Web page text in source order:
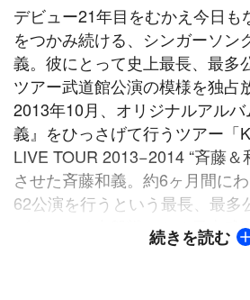
デビュー21年目をむかえ今日も
をつかみ続ける、シンガーソン
義。彼にとって史上最長、最多
ツアー武道館公演の模様を独占
2013年10月、オリジナルアル
義』をひっさげて行うツアー「
LIVE TOUR 2013−2014 “斉藤＆
させた斉藤和義。約6ヶ月間に
62公演を行うという最長、最多
ヴツアーの中盤戦となる日本武
続きを読む